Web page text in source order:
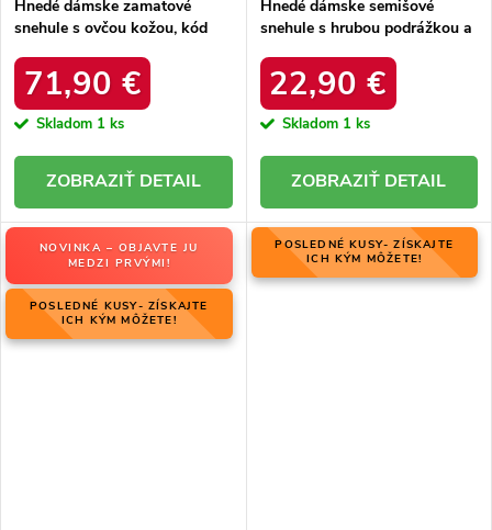
Hnedé dámske zamatové
snehule s ovčou kožou, kód
71,90 €
Skladom 1 ks
DETAIL
Hnedé dámske semišové
snehule s hrubou podrážkou a
produktu OO274A098
22,90 €
Skladom 1 ks
DETAIL
NOVINKA – OBJAVTE JU
MEDZI PRVÝMI!
POSLEDNÉ KUSY- ZÍSKAJTE
ICH KÝM MÔŽETE!
POSLEDNÉ KUSY- ZÍSKAJTE
ICH KÝM MÔŽETE!